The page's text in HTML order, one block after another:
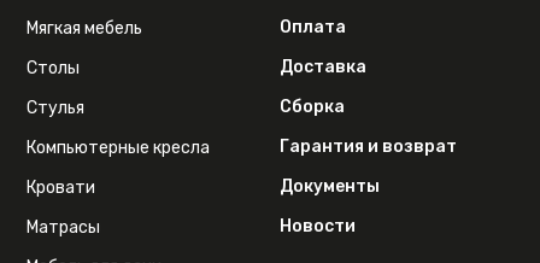
Мягкая мебель
Столы
Стулья
Компьютерные кресла
Кровати
Матрасы
Оплата
Доставка
Сборка
Гарантия и возврат
Документы
Новости